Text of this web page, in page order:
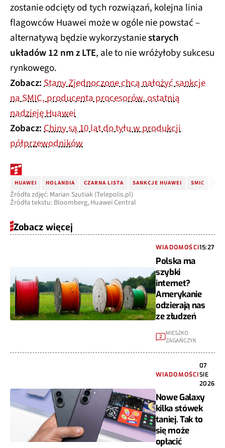
zostanie odcięty od tych rozwiązań, kolejna linia
flagowców Huawei może w ogóle nie powstać –
alternatywą będzie wykorzystaniestarych
układów 12 nm z LTE, ale to nie wróżyłoby sukcesu
rynkowego.
Zobacz:Stany Zjednoczone chcą nałożyć sankcje
na SMIC, producenta procesorów, ostatnią
nadzieję Huawei
Zobacz:Chiny są 10 lat do tyłu w produkcji
półprzewodników
HUAWEI HOLANDIA CZARNA LISTA SANKCJE HUAWEI SMIC
Źródła zdjęć: Marian Szutiak (Telepolis.pl)
Źródła tekstu: Bloomberg, Huawei Central
Zobacz więcej
WIADOMOŚCI15:27
Polska ma
szybki
internet?
Amerykanie
odzierają nas
ze złudzeń
2
MIESZKO
ZAGAŃCZYK
WIADOMOŚCI
07
SIE
2026
Nowe Galaxy
kilka stówek
taniej. Tak to
się może
opłacić